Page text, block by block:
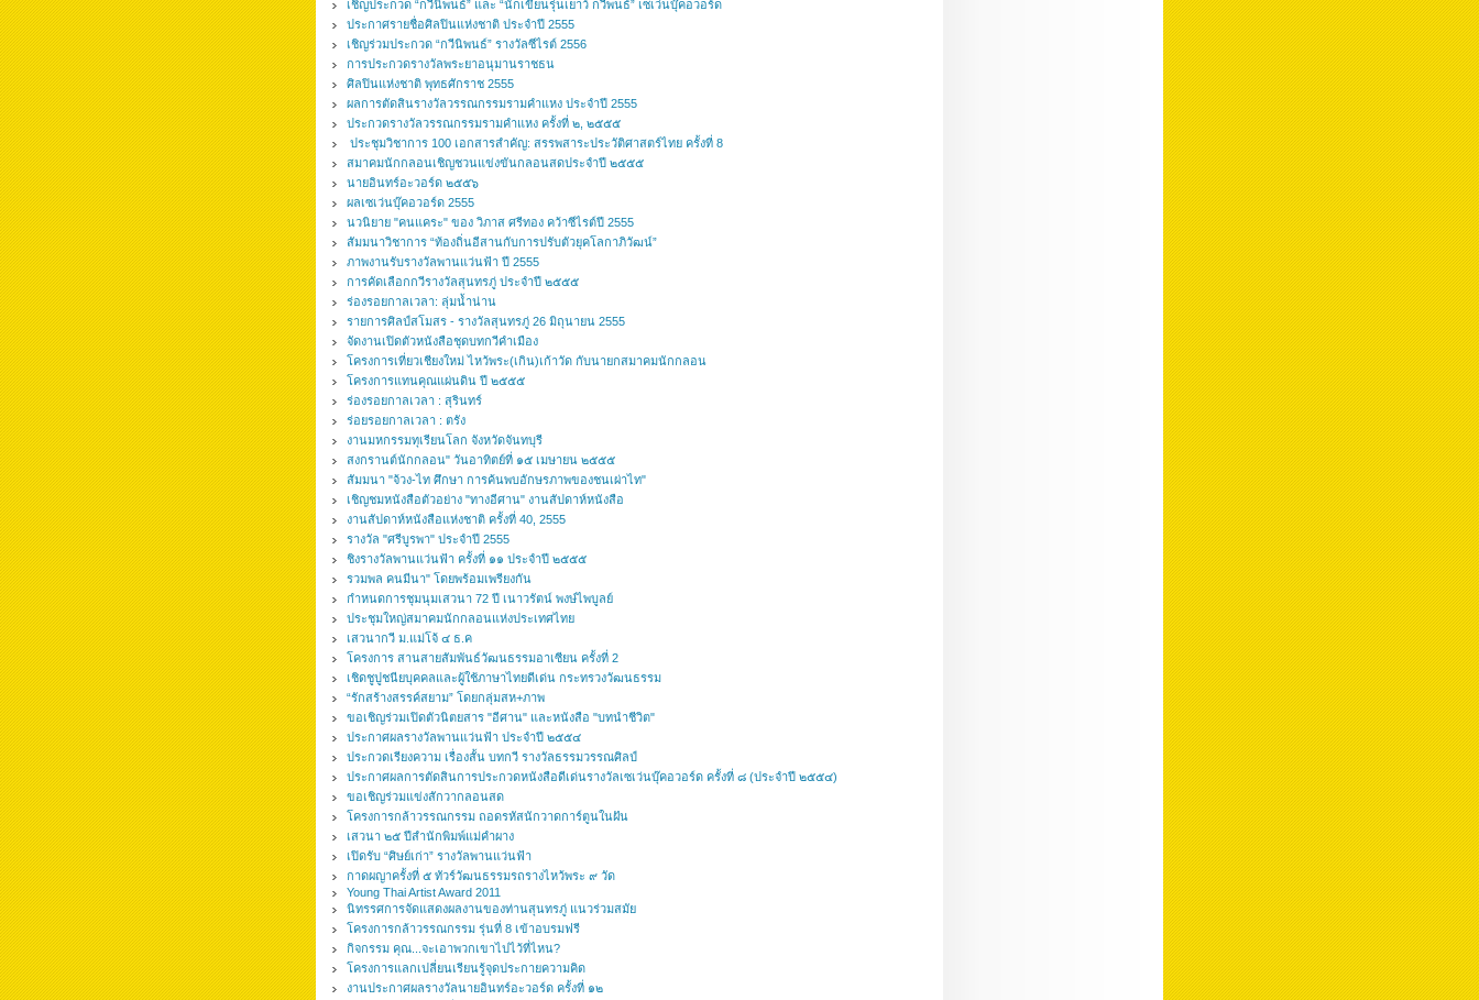
เชิญประกวด “กวีนิพนธ์” และ “นักเขียนรุ่นเยาว์ กวีพนธ์” เซเว่นบุ๊คอวอร์ด
ประกาศรายชื่อศิลปินแห่งชาติ ประจำปี 2555
เชิญร่วมประกวด “กวีนิพนธ์” รางวัลซีไรต์ 2556
การประกวดรางวัลพระยาอนุมานราชธน
ศิลปินแห่งชาติ พุทธศักราช 2555
ผลการตัดสินรางวัลวรรณกรรมรามคำแหง ประจำปี 2555
ประกวดรางวัลวรรณกรรมรามคำแหง ครั้งที่ ๒, ๒๕๕๕
ประชุมวิชาการ 100 เอกสารสำคัญ: สรรพสาระประวัติศาสตร์ไทย ครั้งที่ 8
สมาคมนักกลอนเชิญชวนแข่งขันกลอนสดประจำปี ๒๕๕๕
นายอินทร์อะวอร์ด ๒๕๕๖
ผลเซเว่นบุ๊คอวอร์ด 2555
นวนิยาย "คนแคระ" ของ วิภาส ศรีทอง คว้าซีไรต์ปี 2555
สัมมนาวิชาการ “ท้องถิ่นอีสานกับการปรับตัวยุคโลกาภิวัฒน์”
ภาพงานรับรางวัลพานแว่นฟ้า ปี 2555
การคัดเลือกกวีรางวัลสุนทรภู่ ประจำปี ๒๕๕๕
ร่องรอยกาลเวลา: ลุ่มน้ำน่าน
รายการศิลป์สโมสร - รางวัลสุนทรภู่ 26 มิถุนายน 2555
จัดงานเปิดตัวหนังสือชุดบทกวีคำเมือง
โครงการเที่ยวเชียงใหม่ ไหว้พระ(เกิน)เก้าวัด กับนายกสมาคมนักกลอน
โครงการแทนคุณแผ่นดิน ปี ๒๕๕๕
ร่องรอยกาลเวลา : สุรินทร์
ร่อยรอยกาลเวลา : ตรัง
งานมหกรรมทุเรียนโลก จังหวัดจันทบุรี
สงกรานต์นักกลอน" วันอาทิตย์ที่ ๑๕ เมษายน ๒๕๕๕
สัมมนา "จ้วง-ไท ศึกษา การค้นพบอักษรภาพของชนเผ่าไท"
เชิญชมหนังสือตัวอย่าง "ทางอีศาน" งานสัปดาห์หนังสือ
งานสัปดาห์หนังสือแห่งชาติ ครั้งที่ 40, 2555
รางวัล "ศรีบูรพา" ประจำปี 2555
ชิงรางวัลพานแว่นฟ้า ครั้งที่ ๑๑ ประจำปี ๒๕๕๕
รวมพล คนมีนา" โดยพร้อมเพรียงกัน
กำหนดการชุมนุมเสวนา 72 ปี เนาวรัตน์ พงษ์ไพบูลย์
ประชุมใหญ่สมาคมนักกลอนแห่งประเทศไทย
เสวนากวี ม.แม่โจ้ ๔ ธ.ค
โครงการ สานสายสัมพันธ์วัฒนธรรมอาเซียน ครั้งที่ 2
เชิดชูปูชนียบุคคลและผู้ใช้ภาษาไทยดีเด่น กระทรวงวัฒนธรรม
“รักสร้างสรรค์สยาม” โดยกลุ่มสห+ภาพ
ขอเชิญร่วมเปิดตัวนิตยสาร "อีศาน" และหนังสือ "บทนำชีวิต"
ประกาศผลรางวัลพานแว่นฟ้า ประจำปี ๒๕๕๔
ประกวดเรียงความ เรื่องสั้น บทกวี รางวัลธรรมวรรณศิลป์
ประกาศผลการตัดสินการประกวดหนังสือดีเด่นรางวัลเซเว่นบุ๊คอวอร์ด ครั้งที่ ๘ (ประจำปี ๒๕๕๔)
ขอเชิญร่วมแข่งสักวากลอนสด
โครงการกล้าวรรณกรรม ถอดรหัสนักวาดการ์ตูนในฝัน
เสวนา ๒๕ ปีสำนักพิมพ์แม่คำผาง
เปิดรับ “ศิษย์เก่า” รางวัลพานแว่นฟ้า
กาดผญาครั้งที่ ๕ ทัวร์วัฒนธรรมรถรางไหว้พระ ๙ วัด
Young Thai Artist Award 2011
นิทรรศการจัดแสดงผลงานของท่านสุนทรภู่ แนวร่วมสมัย
โครงการกล้าวรรณกรรม รุ่นที่ 8 เข้าอบรมฟรี
กิจกรรม คุณ...จะเอาพวกเขาไปไว้ที่ไหน?
โครงการแลกเปลี่ยนเรียนรู้จุดประกายความคิด
งานประกาศผลรางวัลนายอินทร์อะวอร์ด ครั้งที่ ๑๒